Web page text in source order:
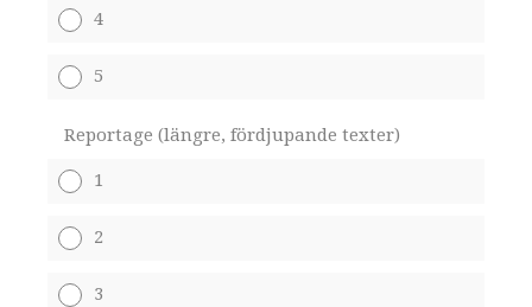
4
5
Reportage (längre, fördjupande texter)
1
2
3